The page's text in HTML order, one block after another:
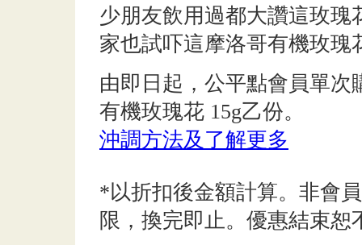
少朋友飲用過都大讚這玫
家也試吓這摩洛哥有機玫瑰
由即日起，公平點會員單
有機玫瑰花 15g乙份。
沖調方法及了解更多
*以折扣後金額計算。非會
限，換完即止。優惠結束恕